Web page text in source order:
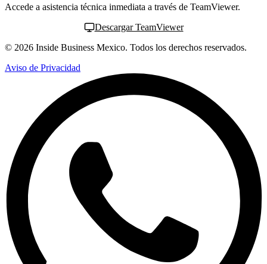
Accede a asistencia técnica inmediata a través de TeamViewer.
Descargar TeamViewer
© 2026 Inside Business Mexico. Todos los derechos reservados.
Aviso de Privacidad